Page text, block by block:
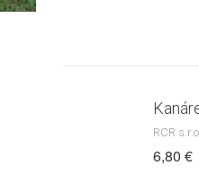
RCR
6,80 €